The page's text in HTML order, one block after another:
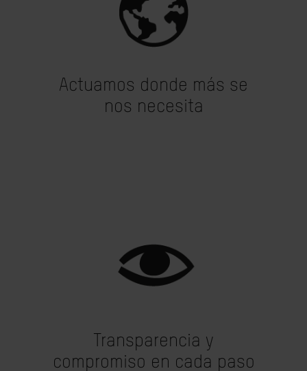
Actuamos donde más se
nos necesita
Transparencia y
compromiso en cada paso